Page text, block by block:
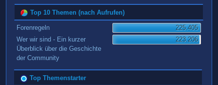
Top 10 Themen (nach Aufrufen)
Forenregeln
225.405
Wer wir sind - Ein kurzer
Überblick über die Geschichte
der Community
223.206
Top Themenstarter